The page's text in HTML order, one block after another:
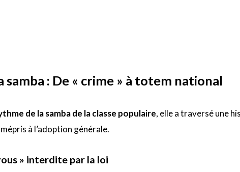
samba : De « crime » à totem national
de la samba de la classe populaire, elle a traversé une
à l’adoption générale.
» interdite par la loi